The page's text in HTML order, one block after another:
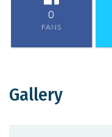
0
FANS
Gallery